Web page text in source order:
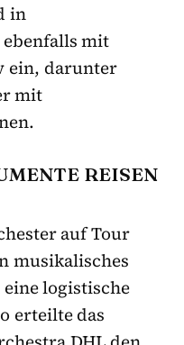
in
mit
ein, darunter
mit
REISEN
auf Tour
musikalisches
logistische
erteilte das